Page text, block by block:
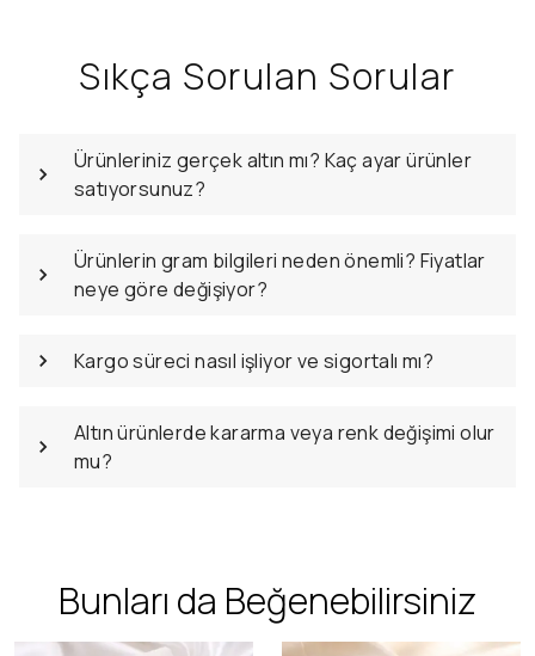
Sıkça Sorulan Sorular
Ürünleriniz gerçek altın mı? Kaç ayar ürünler
satıyorsunuz?
Ürünlerin gram bilgileri neden önemli? Fiyatlar
neye göre değişiyor?
Kargo süreci nasıl işliyor ve sigortalı mı?
Altın ürünlerde kararma veya renk değişimi olur
mu?
Bunları da Beğenebilirsiniz